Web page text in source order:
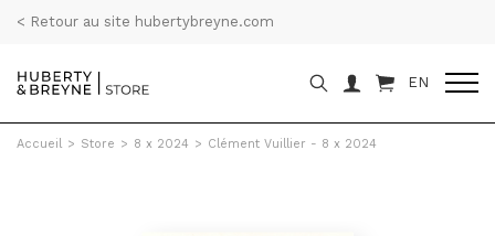
< Retour au site hubertybreyne.com
EN
Accueil > Store > 8 x 2024 > Clément Vuillier - 8 x 2024